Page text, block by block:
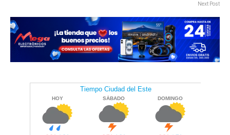
Next Post